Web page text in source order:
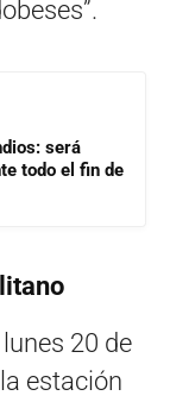
será
todo el fin de
20 de
estación